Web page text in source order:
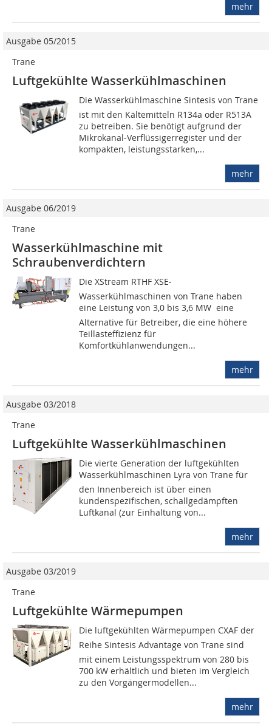
mehr
Ausgabe 05/2015
Trane
Luftgekühlte Wasserkühlmaschinen
Die Wasserkühlmaschine Sintesis von Trane
ist mit den Kältemitteln R134a oder R513A
zu betreiben. Sie benötigt aufgrund der
Mikrokanal-Verflüssigerregister und der
kompakten, leistungsstarken,...
mehr
Ausgabe 06/2019
Trane
Wasserkühlmaschine mit
Schraubenverdichtern
Die XStream RTHF XSE-
Wasserkühlmaschinen von Trane haben
eine Leistung von 3,0 bis 3,6 MW  eine
Alternative für Betreiber, die eine höhere
Teillasteffizienz für
Komfortkühlanwendungen...
mehr
Ausgabe 03/2018
Trane
Luftgekühlte Wasserkühlmaschinen
Die vierte Generation der luftgekühlten
Wasserkühlmaschinen Lyra von Trane für
den Innenbereich ist über einen
kundenspezifischen, schallgedämpften
Luftkanal (zur Einhaltung von...
mehr
Ausgabe 03/2019
Trane
Luftgekühlte Wärmepumpen
Die luftgekühlten Wärmepumpen CXAF der
Reihe Sintesis Advantage von Trane sind
mit einem Leistungsspektrum von 280 bis
700 kW erhältlich und bieten im Vergleich
zu den Vorgängermodellen...
mehr